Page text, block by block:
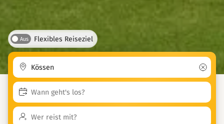
Aus Flexibles Reiseziel